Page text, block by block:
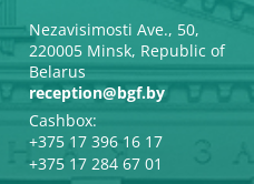
Nezavisimosti Ave., 50,
220005 Minsk, Republic of
Belarus
reception@bgf.by
Cashbox:
+375 17 396 16 17
+375 17 284 67 01